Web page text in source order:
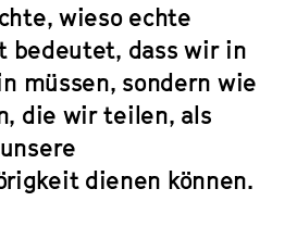
wieso echte
bedeutet, dass wir in
müssen, sondern wie
die wir teilen, als
dienen können.